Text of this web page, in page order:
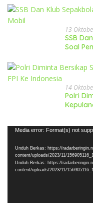
13
SSB
Soal
14
Polri
Pemutar
Media error: Format(s) not
Unduh Berkas: https://
content/uploads/2023/11/
Unduh Berkas: https://
content/uploads/2023/11/